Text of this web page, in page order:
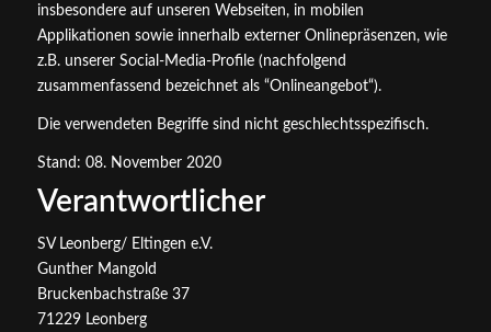
insbesondere auf unseren Webseiten, in mobilen
Applikationen sowie innerhalb externer Onlinepräsenzen, wie
z.B. unserer Social-Media-Profile (nachfolgend
zusammenfassend bezeichnet als “Onlineangebot“).
Die verwendeten Begriffe sind nicht geschlechtsspezifisch.
Stand: 08. November 2020
Verantwortlicher
SV Leonberg/ Eltingen e.V.
Gunther Mangold
Bruckenbachstraße 37
71229 Leonberg